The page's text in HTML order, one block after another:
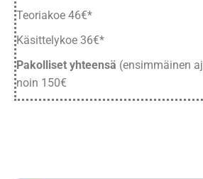
Teoriakoe 46€*
Käsittelykoe 36€*
Pakolliset yhteensä (ensimmäinen
noin 150€